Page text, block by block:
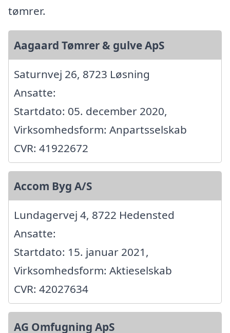
tømrer.
Aagaard Tømrer & gulve ApS
Saturnvej 26, 8723 Løsning
Ansatte:
Startdato: 05. december 2020,
Virksomhedsform: Anpartsselskab
CVR: 41922672
Accom Byg A/S
Lundagervej 4, 8722 Hedensted
Ansatte:
Startdato: 15. januar 2021,
Virksomhedsform: Aktieselskab
CVR: 42027634
AG Omfugning ApS